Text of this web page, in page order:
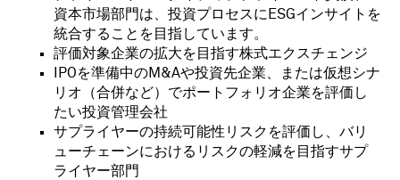
資本市場部門は、投資プロセスにESGインサイトを
統合することを目指しています。
評価対象企業の拡大を目指す株式エクスチェンジ
IPOを準備中のM&Aや投資先企業、または仮想シナ
リオ（合併など）でポートフォリオ企業を評価し
たい投資管理会社
サプライヤーの持続可能性リスクを評価し、バリ
ューチェーンにおけるリスクの軽減を目指すサプ
ライヤー部門